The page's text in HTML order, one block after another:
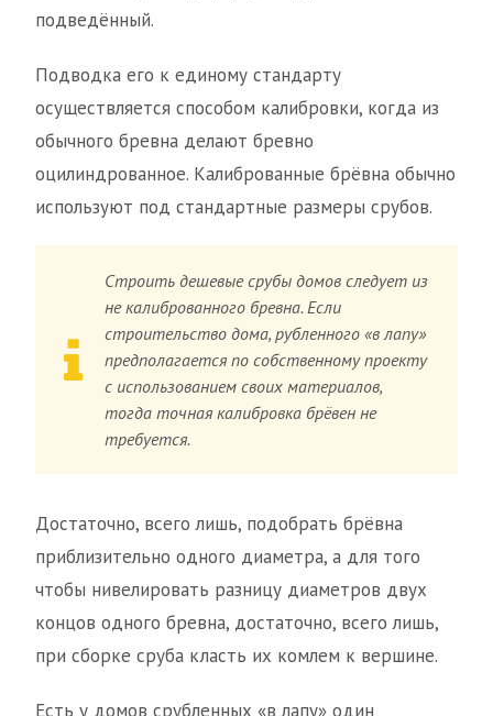
подведённый.
Подводка его к единому стандарту
осуществляется способом калибровки, когда из
обычного бревна делают бревно
оцилиндрованное. Калиброванные брёвна обычно
используют под стандартные размеры срубов.
Строить дешевые срубы домов следует из
не калиброванного бревна. Если
строительство дома, рубленного «в лапу»
предполагается по собственному проекту
с использованием своих материалов,
тогда точная калибровка брёвен не
требуется.
Достаточно, всего лишь, подобрать брёвна
приблизительно одного диаметра, а для того
чтобы нивелировать разницу диаметров двух
концов одного бревна, достаточно, всего лишь,
при сборке сруба класть их комлем к вершине.
Есть у домов срубленных «в лапу» один